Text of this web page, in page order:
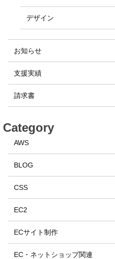
デザイン
お知らせ
支援実績
請求書
Category
AWS
BLOG
CSS
EC2
ECサイト制作
EC・ネットショップ関連